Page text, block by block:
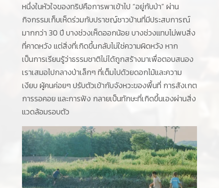
หนึ่งในหัวใจของทริปคือการพาเข้าไป “อยู่กับป่า” ผ่าน
กิจกรรมเก็บเห็ดร่วมกับปราชญ์ชาวบ้านที่มีประสบการณ์
มากกว่า 30 ปี บางช่วงเห็ดออกน้อย บางช่วงแทบไม่พบสิ่ง
ที่คาดหวัง แต่สิ่งที่เกิดขึ้นกลับไม่ใช่ความผิดหวัง หาก
เป็นการเรียนรู้ว่าธรรมชาติไม่ได้ถูกสร้างมาเพื่อตอบสนอง
เราเสมอไปกลางป่าเล็กๆ ที่เต็มไปด้วยดอกไม้และความ
เงียบ ผู้คนค่อยๆ ปรับตัวเข้ากับจังหวะของพื้นที่ การสังเกต
การรอคอย และการฟัง กลายเป็นทักษะที่เกิดขึ้นเองผ่านสิ่ง
แวดล้อมรอบตัว